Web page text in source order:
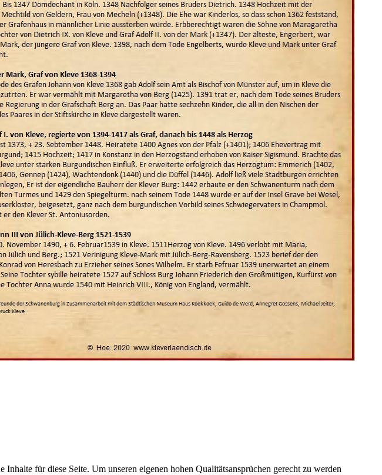
Inhalte für diese Seite. Um unseren eigenen hohen Qualitätsansprüchen gerecht zu werden